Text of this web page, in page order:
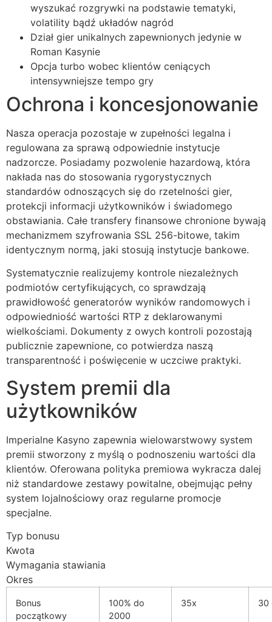
panel
panel
panel
panel
panel
panel
panel
panel
panel
panel
panel
panel
panel
panel
panel
panel
panel
satın al
Panel
Panel
Panel
Panel
Panel
wyszukać rozgrywki na podstawie tematyki,
volatility bądź układów nagród
Dział gier unikalnych zapewnionych jedynie w
Roman Kasynie
Opcja turbo wobec klientów ceniących
intensywniejsze tempo gry
Ochrona i koncesjonowanie
Nasza operacja pozostaje w zupełności legalna i
regulowana za sprawą odpowiednie instytucje
nadzorcze. Posiadamy pozwolenie hazardową, która
nakłada nas do stosowania rygorystycznych
standardów odnoszących się do rzetelności gier,
protekcji informacji użytkowników i świadomego
obstawiania. Całe transfery finansowe chronione bywają
mechanizmem szyfrowania SSL 256-bitowe, takim
identycznym normą, jaki stosują instytucje bankowe.
Systematycznie realizujemy kontrole niezależnych
podmiotów certyfikujących, co sprawdzają
prawidłowość generatorów wyników randomowych i
odpowiedniość wartości RTP z deklarowanymi
wielkościami. Dokumenty z owych kontroli pozostają
publicznie zapewnione, co potwierdza naszą
transparentność i poświęcenie w uczciwe praktyki.
System premii dla
użytkowników
Imperialne Kasyno zapewnia wielowarstwowy system
premii stworzony z myślą o podnoszeniu wartości dla
klientów. Oferowana polityka premiowa wykracza dalej
niż standardowe zestawy powitalne, obejmując pełny
system lojalnościowy oraz regularne promocje
specjalne.
Typ bonusu
Kwota
Wymagania stawiania
Okres
Bonus
początkowy
100% do
2000
35x 30